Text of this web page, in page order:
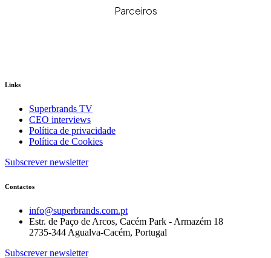
Parceiros
Links
Superbrands TV
CEO interviews
Política de privacidade
Política de Cookies
Subscrever newsletter
Contactos
info@superbrands.com.pt
Estr. de Paço de Arcos, Cacém Park - Armazém 18
2735-344 Agualva-Cacém, Portugal
Subscrever newsletter